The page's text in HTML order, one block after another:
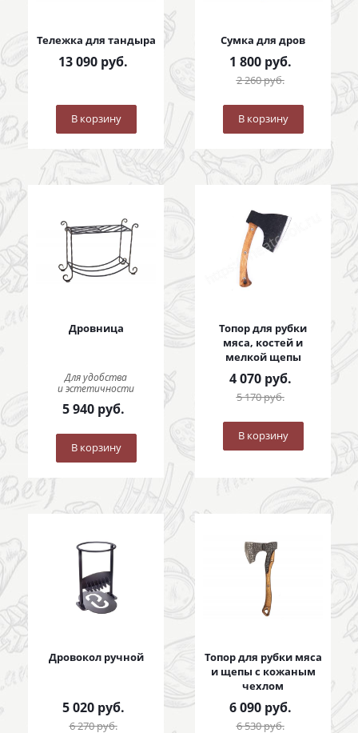
Тележка для тандыра
13 090 руб.
В корзину
Сумка для дров
1 800руб.
2 260руб.
В корзину
Дровница
Для удобства
и эстетичности
5 940руб.
В корзину
Топор для рубки
мяса, костей и
мелкой щепы
4 070руб.
5 170руб.
В корзину
Дровокол ручной
5 020руб.
6 270руб.
Топор для рубки мяса
и щепы с кожаным
чехлом
6 090руб.
6 530руб.